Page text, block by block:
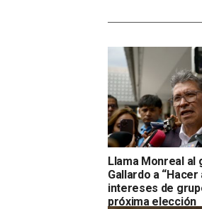
Llama Monreal al
Gallardo a “Hacer
intereses de
próxima elección